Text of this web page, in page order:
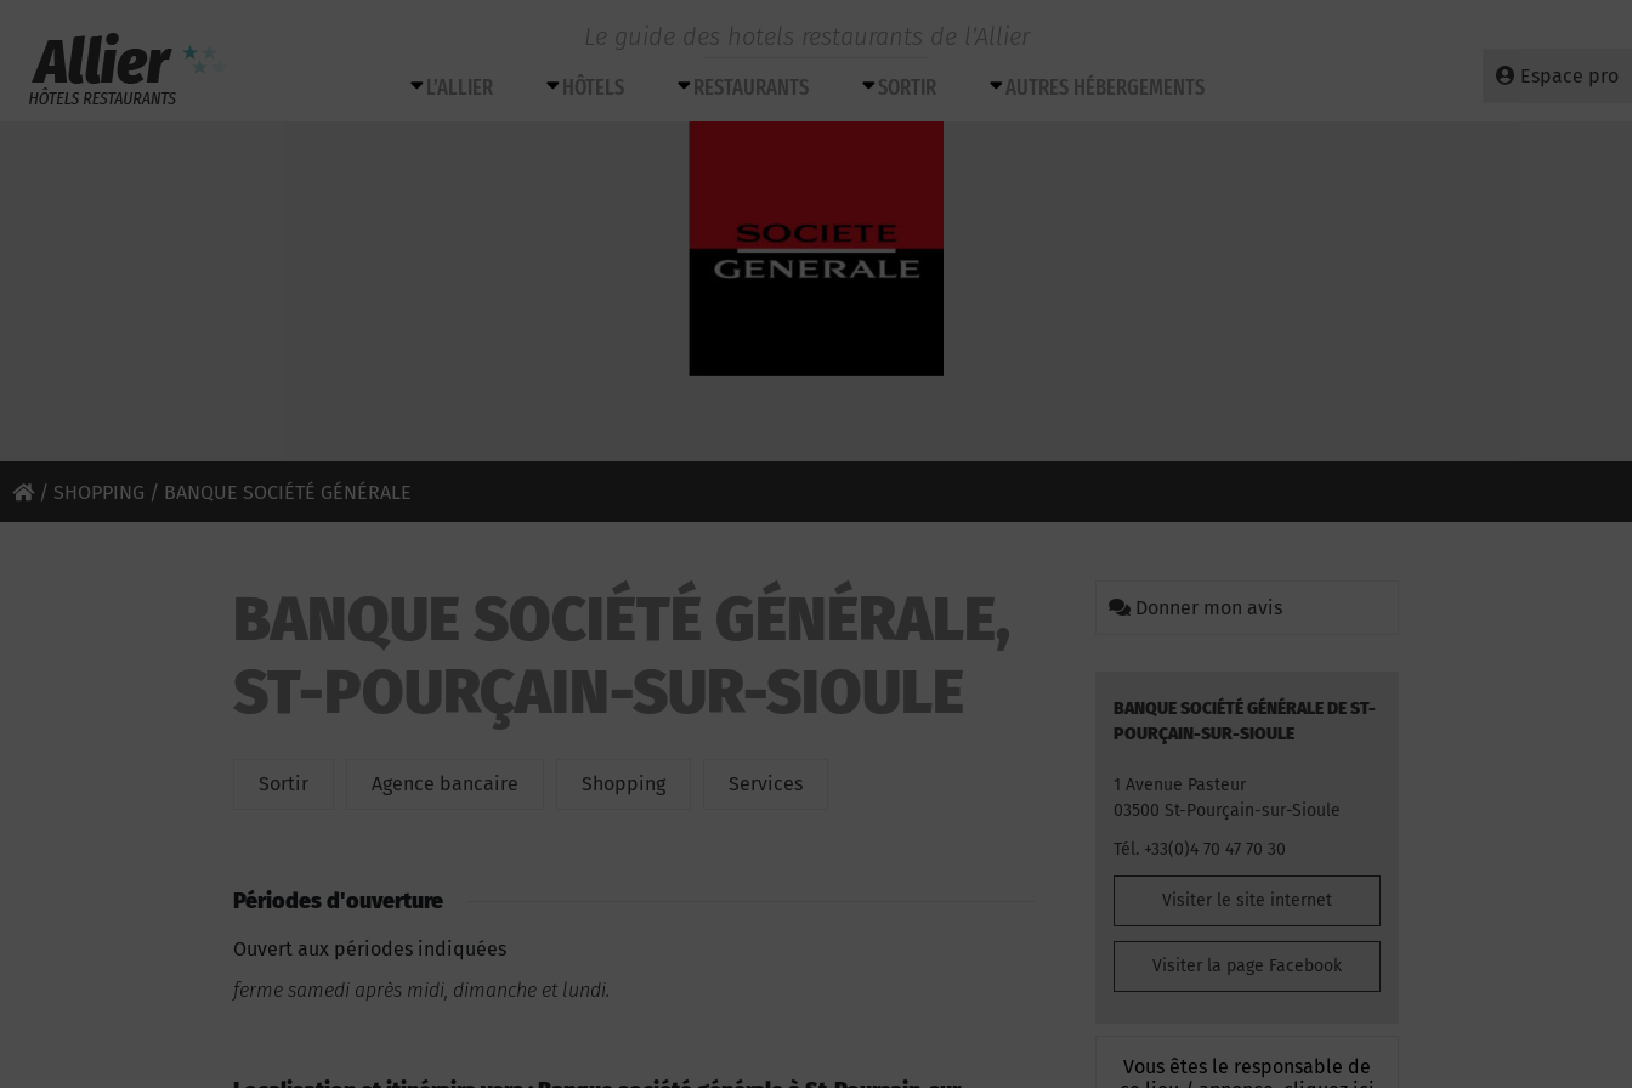
Le guide des hotels restaurants de l’Allier
Espace pro
L’ALLIER HÔTELS RESTAURANTS SORTIR AUTRES HÉBERGEMENTS
/ SHOPPING / BANQUE SOCIÉTÉ GÉNÉRALE
BANQUE SOCIÉTÉ GÉNÉRALE,
ST-POURÇAIN-SUR-SIOULE
Sortir Agence bancaire Shopping Services
Donner mon avis
BANQUE SOCIÉTÉ GÉNÉRALE DE ST-
POURÇAIN-SUR-SIOULE
1 Avenue Pasteur
03500 St-Pourçain-sur-Sioule
Tél. +33(0)4 70 47 70 30
Visiter le site internet
Visiter la page Facebook
Vous êtes le responsable de
Périodes d'ouverture
Ouvert aux périodes indiquées
ferme samedi après midi, dimanche et lundi.